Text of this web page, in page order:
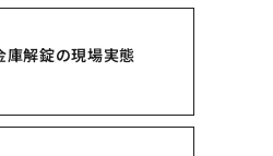
庫解錠の現場実態